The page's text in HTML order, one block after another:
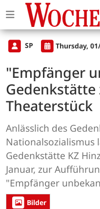
SP Thursday,
"Empfänger
Gedenkstätte
Theaterstück
Anlässlich des
Nationalsozialismus
Gedenkstätte KZ
Januar, zur
"Empfänger
Bilder